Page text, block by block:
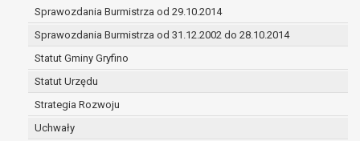
Sprawozdania Burmistrza od 29.10.2014
Sprawozdania Burmistrza od 31.12.2002 do 28.10.2014
Statut Gminy Gryfino
Statut Urzędu
Strategia Rozwoju
Uchwały
sprawowania władzy publicznej
powierzonej administratorowi;
w pozostałych przypadkach dane osobowe
przetwarzane są wyłącznie na podstawie
wcześniej udzielonej zgody w zakresie i celu
określonym w treści zgody.
W związku z przetwarzaniem danych w celu
wskazanym w pkt. 3, dane osobowe mogą być